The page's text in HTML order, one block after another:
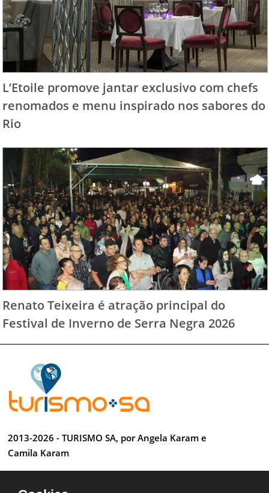
L’Etoile promove jantar exclusivo com chefs
renomados e menu inspirado nos sabores do
Rio
Renato Teixeira é atração principal do
Festival de Inverno de Serra Negra 2026
2013-2026 - TURISMO SA, por Angela Karam e
Camila Karam